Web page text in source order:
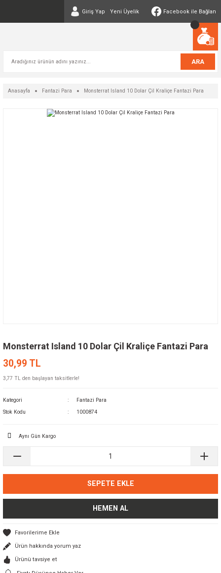
Giriş Yap Yeni Üyelik Facebook ile Bağlan
ARA
Anasayfa Fantazi Para Monsterrat Island 10 Dolar Çil Kraliçe Fantazi Para
Monsterrat Island 10 Dolar Çil Kraliçe Fantazi Para
30,99 TL
3,77 TL den başlayan taksitlerle!
Kategori Fantazi Para
Stok Kodu 1000874
Aynı Gün Kargo
SEPETE EKLE
HEMEN AL
Ürün hakkında yorum yaz
Ürünü tavsiye et